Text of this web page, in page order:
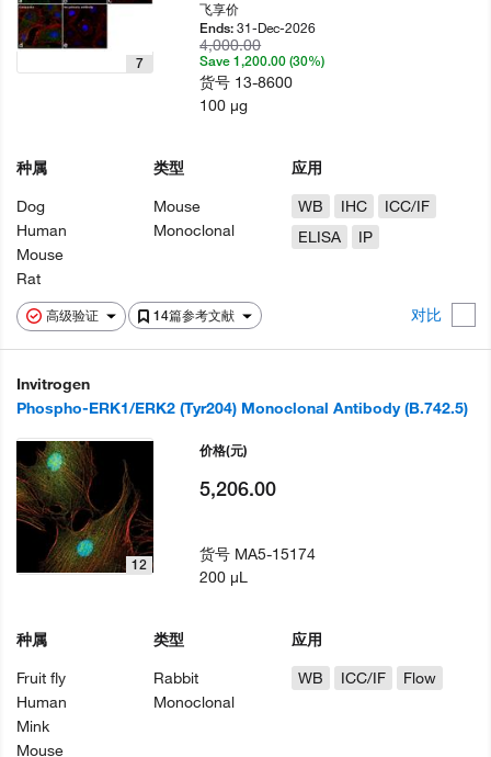
高级验证 14篇参考文献 对比
7
种属
Dog
Human
Mouse
Rat
类型
Mouse
Monoclonal
应用
WB
IHC
ICC/IF
ELISA
IP
飞享价
Ends:31-Dec-2026
4,000.00
Save 1,200.00 (30%)
货号 13-8600
100 µg
Invitrogen
Phospho-ERK1/ERK2 (Tyr204) Monoclonal Antibody (B.742.5)
12
种属
Fruit fly
Human
Mink
Mouse
类型
Rabbit
Monoclonal
应用
WB
ICC/IF Flow
价格(元)
5,206.00
货号 MA5-15174
200 µL